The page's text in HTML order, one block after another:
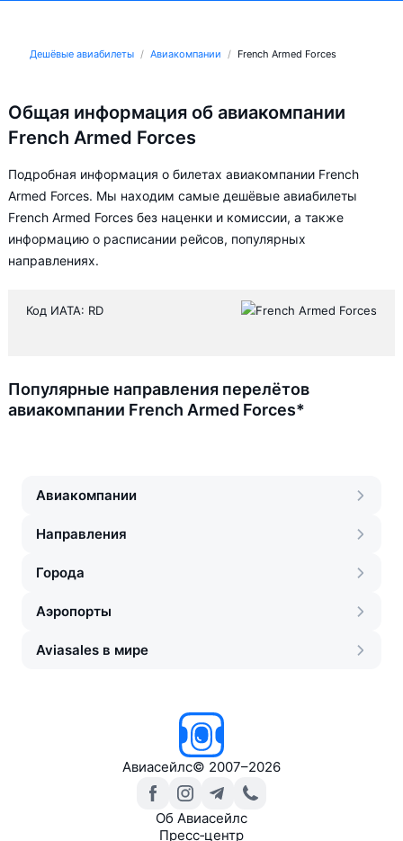
Дешёвые авиабилеты Авиакомпании French Armed Forces
Общая информация об авиакомпании
French Armed Forces
Подробная информация о билетах авиакомпании French
Armed Forces. Мы находим самые дешёвые авиабилеты
French Armed Forces без наценки и комиссии, а также
информацию о расписании рейсов, популярных
направлениях.
Код ИАТА: RD
Популярные направления перелётов
авиакомпании French Armed Forces*
Авиакомпании
Направления
Города
Аэропорты
Aviasales в мире
Авиасейлс© 2007–2026
Об Авиасейлс
Пресс‑центр